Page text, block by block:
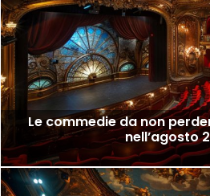
Le commedie da non
nell’agosto